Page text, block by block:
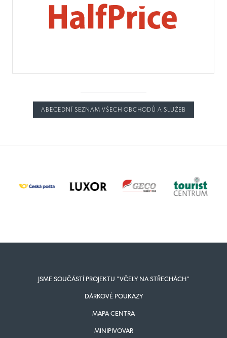
ABECEDNÍ SEZNAM VŠECH OBCHODŮ A SLUŽEB
JSME SOUČÁSTÍ PROJEKTU "VČELY NA STŘECHÁCH"
DÁRKOVÉ POUKAZY
MAPA CENTRA
MINIPIVOVAR